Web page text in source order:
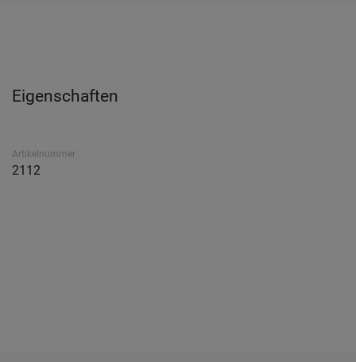
Eigenschaften
Artikelnummer
2112